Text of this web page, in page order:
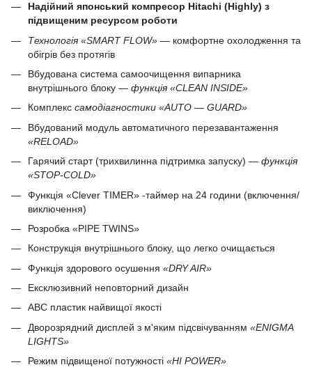
Надійний японський компресор Hitachi (Highly) з
підвищеним ресурсом роботи
Технологія «SMART FLOW» — комфортне охолодження та
обігрів без протягів
Вбудована система самоочищення випарника
внутрішнього блоку — функція «CLEAN INSIDE»
Комплекс самодіагностики «AUTO — GUARD»
Вбудований модуль автоматичного перезавантаження
«RELOAD»
Гарячий старт (трихвилинна підтримка запуску) — функція
«STOP-COLD»
Функція «Сlever TIMER» -таймер на 24 години (включення/
виключення)
Розробка «PIPE TWINS»
Конструкція внутрішнього блоку, що легко очищається
Функція здорового осушення «DRY AIR»
Ексклюзивний неповторний дизайн
ABC пластик найвищої якості
Дворозрядний дисплей з м'яким підсвічуванням «ENIGMA
LIGHTS»
Режим підвищеної потужності «HI POWER»